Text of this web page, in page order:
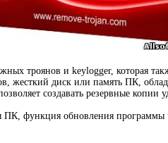
троянов и keylogger, которая
жесткий диск или память ПК,
создавать резервные копии
ПК, функция обновления программы